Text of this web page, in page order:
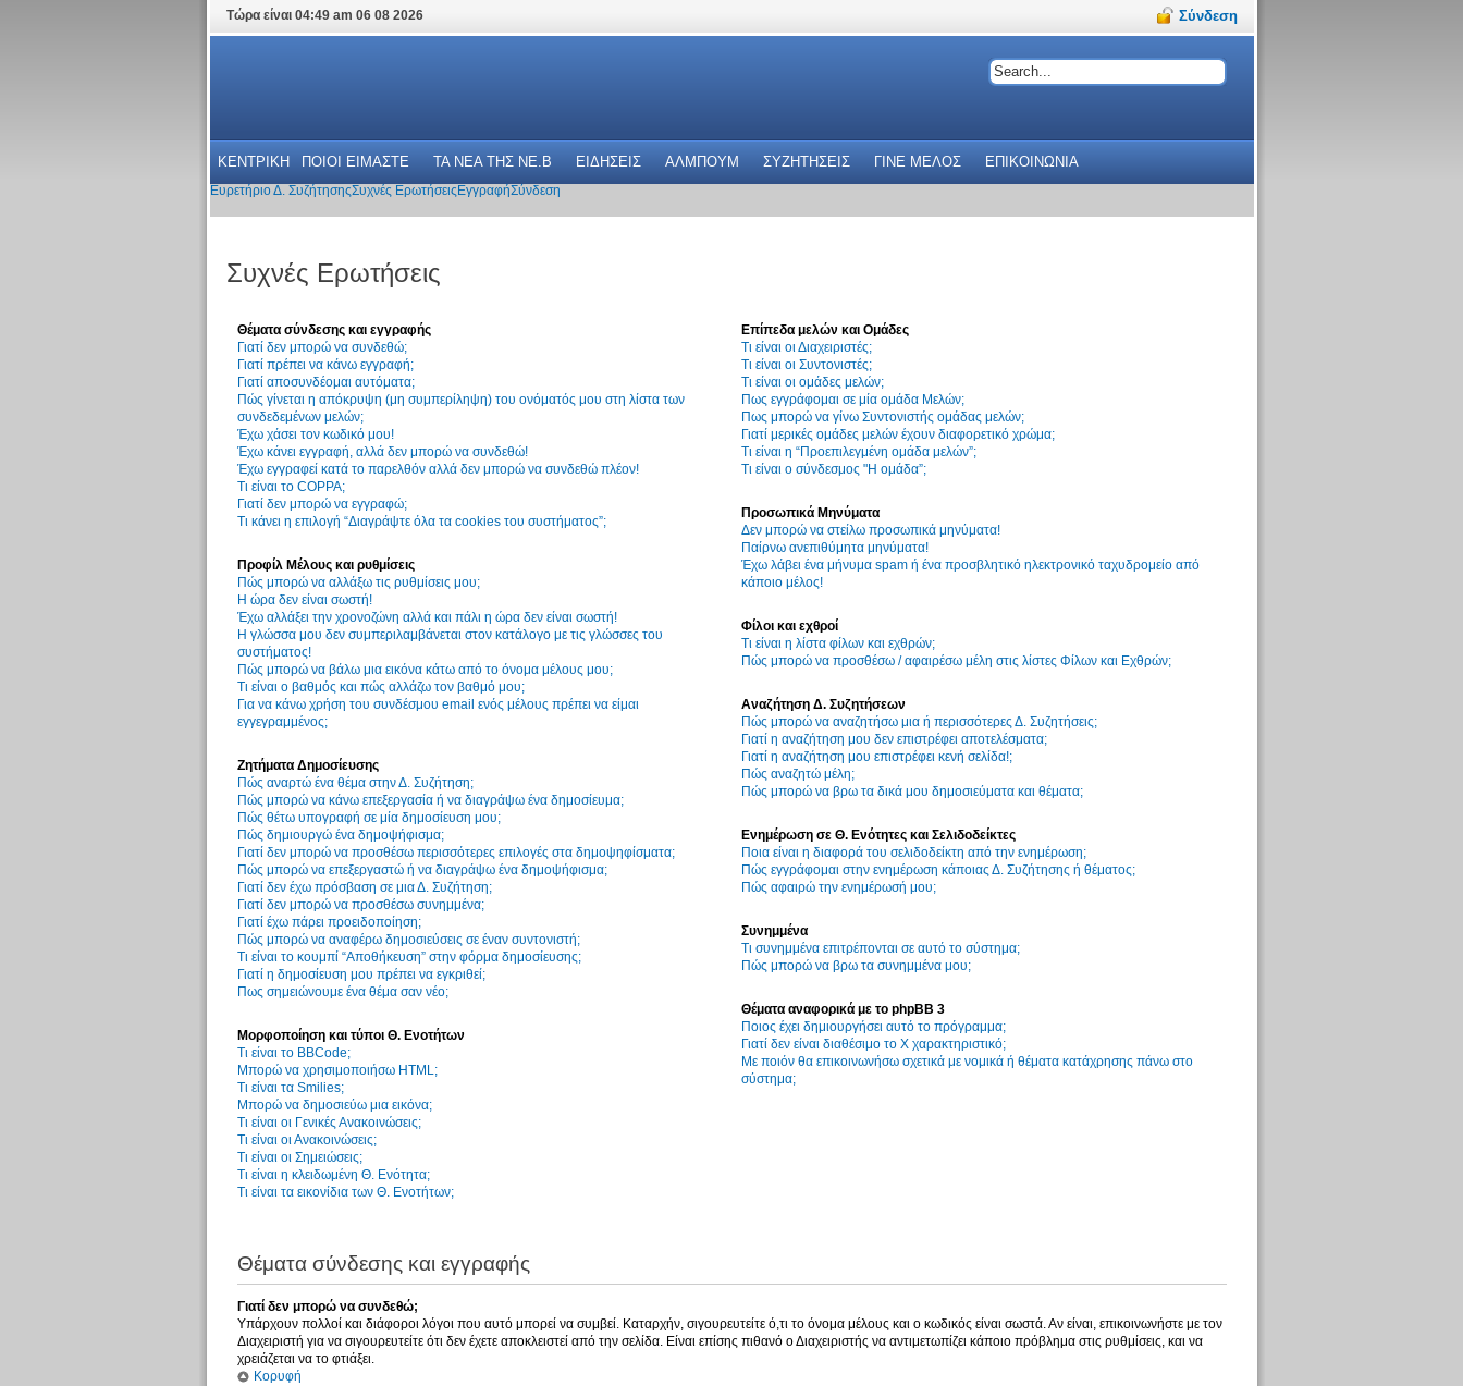
Τώρα είναι 04:49 am 06 08 2026 Σύνδεση
ΚΕΝΤΡΙΚΗ ΠΟΙΟΙ ΕΙΜΑΣΤΕ ΤΑ ΝΕΑ THΣ NE.B ΕΙΔΗΣΕΙΣ ΑΛΜΠΟΥΜ ΣΥΖΗΤΗΣΕΙΣ ΓΙΝΕ ΜΕΛΟΣ ΕΠΙΚΟΙΝΩΝΙΑ
Ευρετήριο Δ. ΣυζήτησηςΣυχνές Ερωτήσεις ΕγγραφήΣύνδεση
Συχνές Ερωτήσεις
Θέματα σύνδεσης και εγγραφής
Γιατί δεν μπορώ να συνδεθώ;
Γιατί πρέπει να κάνω εγγραφή;
Γιατί αποσυνδέομαι αυτόματα;
Πώς γίνεται η απόκρυψη (μη συμπερίληψη) του ονόματός μου στη λίστα των
συνδεδεμένων μελών;
Έχω χάσει τον κωδικό μου!
Έχω κάνει εγγραφή, αλλά δεν μπορώ να συνδεθώ!
Έχω εγγραφεί κατά το παρελθόν αλλά δεν μπορώ να συνδεθώ πλέον!
Τι είναι το COPPA;
Γιατί δεν μπορώ να εγγραφώ;
Τι κάνει η επιλογή “Διαγράψτε όλα τα cookies του συστήματος”;
Προφίλ Μέλους και ρυθμίσεις
Πώς μπορώ να αλλάξω τις ρυθμίσεις μου;
Η ώρα δεν είναι σωστή!
Έχω αλλάξει την χρονοζώνη αλλά και πάλι η ώρα δεν είναι σωστή!
Η γλώσσα μου δεν συμπεριλαμβάνεται στον κατάλογο με τις γλώσσες του
συστήματος!
Πώς μπορώ να βάλω μια εικόνα κάτω από το όνομα μέλους μου;
Τι είναι ο βαθμός και πώς αλλάζω τον βαθμό μου;
Για να κάνω χρήση του συνδέσμου email ενός μέλους πρέπει να είμαι
εγγεγραμμένος;
Ζητήματα Δημοσίευσης
Πώς αναρτώ ένα θέμα στην Δ. Συζήτηση;
Πώς μπορώ να κάνω επεξεργασία ή να διαγράψω ένα δημοσίευμα;
Πώς θέτω υπογραφή σε μία δημοσίευση μου;
Πώς δημιουργώ ένα δημοψήφισμα;
Γιατί δεν μπορώ να προσθέσω περισσότερες επιλογές στα δημοψηφίσματα;
Πώς μπορώ να επεξεργαστώ ή να διαγράψω ένα δημοψήφισμα;
Γιατί δεν έχω πρόσβαση σε μια Δ. Συζήτηση;
Γιατί δεν μπορώ να προσθέσω συνημμένα;
Γιατί έχω πάρει προειδοποίηση;
Πώς μπορώ να αναφέρω δημοσιεύσεις σε έναν συντονιστή;
Τι είναι το κουμπί “Αποθήκευση” στην φόρμα δημοσίευσης;
Γιατί η δημοσίευση μου πρέπει να εγκριθεί;
Πως σημειώνουμε ένα θέμα σαν νέο;
Μορφοποίηση και τύποι Θ. Ενοτήτων
Τι είναι το BBCode;
Μπορώ να χρησιμοποιήσω HTML;
Τι είναι τα Smilies;
Μπορώ να δημοσιεύω μια εικόνα;
Τι είναι οι Γενικές Ανακοινώσεις;
Τι είναι οι Ανακοινώσεις;
Τι είναι οι Σημειώσεις;
Τι είναι η κλειδωμένη Θ. Ενότητα;
Τι είναι τα εικονίδια των Θ. Ενοτήτων;
Επίπεδα μελών και Ομάδες
Τι είναι οι Διαχειριστές;
Τι είναι οι Συντονιστές;
Τι είναι οι ομάδες μελών;
Πως εγγράφομαι σε μία ομάδα Μελών;
Πως μπορώ να γίνω Συντονιστής ομάδας μελών;
Γιατί μερικές ομάδες μελών έχουν διαφορετικό χρώμα;
Τι είναι η “Προεπιλεγμένη ομάδα μελών”;
Τι είναι ο σύνδεσμος "Η ομάδα”;
Προσωπικά Μηνύματα
Δεν μπορώ να στείλω προσωπικά μηνύματα!
Παίρνω ανεπιθύμητα μηνύματα!
Έχω λάβει ένα μήνυμα spam ή ένα προσβλητικό ηλεκτρονικό ταχυδρομείο από
κάποιο μέλος!
Φίλοι και εχθροί
Τι είναι η λίστα φίλων και εχθρών;
Πώς μπορώ να προσθέσω / αφαιρέσω μέλη στις λίστες Φίλων και Εχθρών;
Αναζήτηση Δ. Συζητήσεων
Πώς μπορώ να αναζητήσω μια ή περισσότερες Δ. Συζητήσεις;
Γιατί η αναζήτηση μου δεν επιστρέφει αποτελέσματα;
Γιατί η αναζήτηση μου επιστρέφει κενή σελίδα!;
Πώς αναζητώ μέλη;
Πώς μπορώ να βρω τα δικά μου δημοσιεύματα και θέματα;
Ενημέρωση σε Θ. Ενότητες και Σελιδοδείκτες
Ποια είναι η διαφορά του σελιδοδείκτη από την ενημέρωση;
Πώς εγγράφομαι στην ενημέρωση κάποιας Δ. Συζήτησης ή θέματος;
Πώς αφαιρώ την ενημέρωσή μου;
Συνημμένα
Τι συνημμένα επιτρέπονται σε αυτό το σύστημα;
Πώς μπορώ να βρω τα συνημμένα μου;
Θέματα αναφορικά με το phpBB 3
Ποιος έχει δημιουργήσει αυτό το πρόγραμμα;
Γιατί δεν είναι διαθέσιμο το Χ χαρακτηριστικό;
Με ποιόν θα επικοινωνήσω σχετικά με νομικά ή θέματα κατάχρησης πάνω στο
σύστημα;
Θέματα σύνδεσης και εγγραφής
Γιατί δεν μπορώ να συνδεθώ;
Υπάρχουν πολλοί και διάφοροι λόγοι που αυτό μπορεί να συμβεί. Καταρχήν, σιγουρευτείτε ό,τι το όνομα μέλους και ο κωδικός είναι σωστά. Αν είναι, επικοινωνήστε με τον
Διαχειριστή για να σιγουρευτείτε ότι δεν έχετε αποκλειστεί από την σελίδα. Είναι επίσης πιθανό ο Διαχειριστής να αντιμετωπίζει κάποιο πρόβλημα στις ρυθμίσεις, και να
χρειάζεται να το φτιάξει.
Κορυφή